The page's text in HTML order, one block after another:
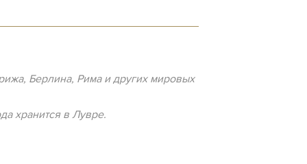
Берлина, Рима и других мировых
хранится в Лувре.